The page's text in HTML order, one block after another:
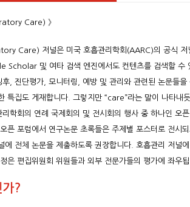
Care) 》
Care) 저널은 미국 호흡관리학회(AARC)의 공식
및 여타 검색 엔진에서도 컨텐츠를 검색할 수
, 진단평가, 모니터링, 예방 및 관리와 관련된 논문들
특집도 게재합니다. 그렇지만 “care”라는 말이 나타내
리학회의 연례 국제회의 및 전시회의 행사 중 하나인 오
픈 포럼에서 연구논문 초록들은 주제별 포스터로 전시
에 전체 논문을 제출하도록 권장합니다. 호흡관리 저널
은 편집위원회 위원들과 외부 전문가들의 평가에 좌우됩
?